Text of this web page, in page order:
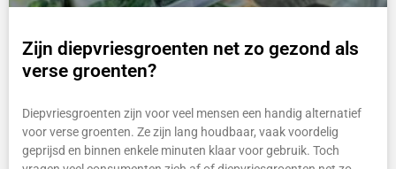
Zijn diepvriesgroenten net zo gezond als
verse groenten?
Diepvriesgroenten zijn voor veel mensen een handig alternatief
voor verse groenten. Ze zijn lang houdbaar, vaak voordelig
geprijsd en binnen enkele minuten klaar voor gebruik. Toch